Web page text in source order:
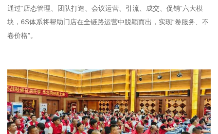
通过“店态管理、团队打造、会议运营、引流、成交、促销”六大模
块，6S体系将帮助门店在全链路运营中脱颖而出，实现“卷服务、不
卷价格”。